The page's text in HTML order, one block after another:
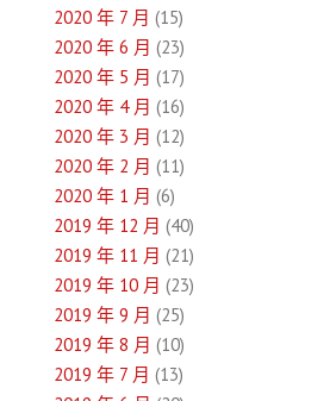
2020 年 7 月 (15)
2020 年 6 月 (23)
2020 年 5 月 (17)
2020 年 4 月 (16)
2020 年 3 月 (12)
2020 年 2 月 (11)
2020 年 1 月 (6)
2019 年 12 月 (40)
2019 年 11 月 (21)
2019 年 10 月 (23)
2019 年 9 月 (25)
2019 年 8 月 (10)
2019 年 7 月 (13)